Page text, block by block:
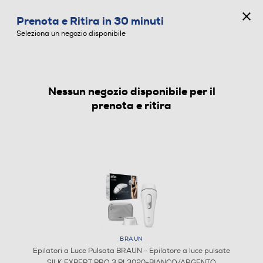
EPILATORI A LUCE PULSATA
Prenota e Ritira in 30 minuti
Seleziona un negozio disponibile
Nessun negozio disponibile per il
prenota e ritira
BRAUN
Epilatori a Luce Pulsata BRAUN - Epilatore a luce pulsate